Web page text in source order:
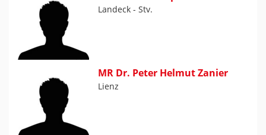
Landeck - Stv.
MR Dr. Peter Helmut Zanier
Lienz